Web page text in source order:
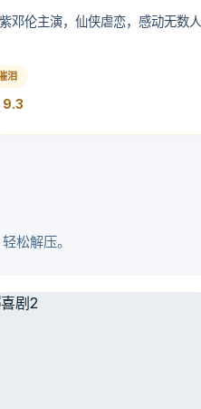
邓伦主演，仙侠虐恋，感动无数人
泪
松解压。